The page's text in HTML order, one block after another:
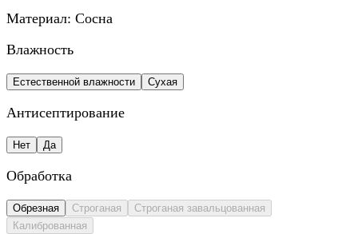
Материал: Сосна
Влажность
Естественной влажности Сухая
Антисептирование
Нет Да
Обработка
Обрезная Строганая
Строганая завальцованная
Калиброванная